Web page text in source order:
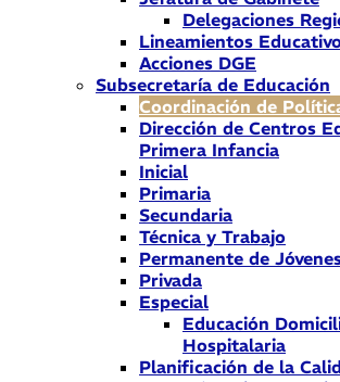
Delegaciones
Lineamientos
Acciones DGE
Subsecretaría de Educación
Coordinación de
Dirección de Centros
Primera Infancia
Inicial
Primaria
Secundaria
Técnica y Trabajo
Permanente de
Privada
Especial
Educación
Hospitalaria
Planificación de la